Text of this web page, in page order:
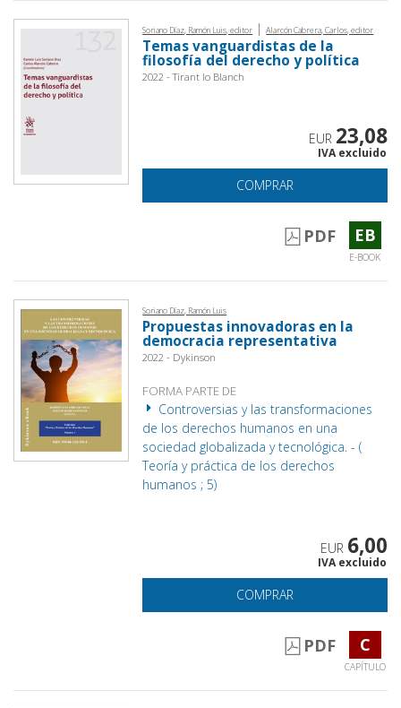
Soriano Díaz, Ramón Luis, editor | Alarcón Cabrera, Carlos, editor
Temas vanguardistas de la
filosofía del derecho y política
2022 - Tirant lo Blanch
EUR 23,08
IVA excluido
COMPRAR
PDF EB
E-BOOK
Soriano Díaz, Ramón Luis
Propuestas innovadoras en la
democracia representativa
2022 - Dykinson
FORMA PARTE DE
Controversias y las transformaciones
de los derechos humanos en una
sociedad globalizada y tecnológica. - (
Teoría y práctica de los derechos
humanos ; 5)
EUR 6,00
IVA excluido
COMPRAR
PDF C
CAPÍTULO